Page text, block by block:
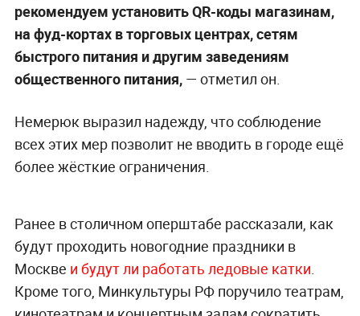
рекомендуем установить QR-коды магазинам,
на фуд-кортах в торговых центрах, сетям
быстрого питания и другим заведениям
общественного питания, — отметил он.
Немерюк выразил надежду, что соблюдение
всех этих мер позволит не вводить в городе ещё
более жёсткие ограничения.
Ранее в столичном оперштабе рассказали, как
будут проходить новогодние праздники в
Москве и будут ли работать ледовые катки
Кроме того, Минкультуры РФ поручило театрам,